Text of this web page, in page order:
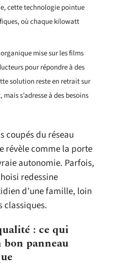
cette technologie pointue
où chaque kilowatt
mise sur les films
pour répondre à des
solution reste en retrait sur
s’adresse à des besoins
coupés du réseau
révèle comme la porte
autonomie. Parfois,
redessine
d’une famille, loin
classiques.
: ce qui
panneau